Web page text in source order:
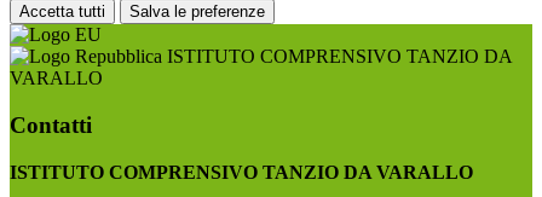
Accetta tutti Salva le preferenze
ISTITUTO COMPRENSIVO TANZIO DA
VARALLO
Contatti
ISTITUTO COMPRENSIVO TANZIO DA VARALLO